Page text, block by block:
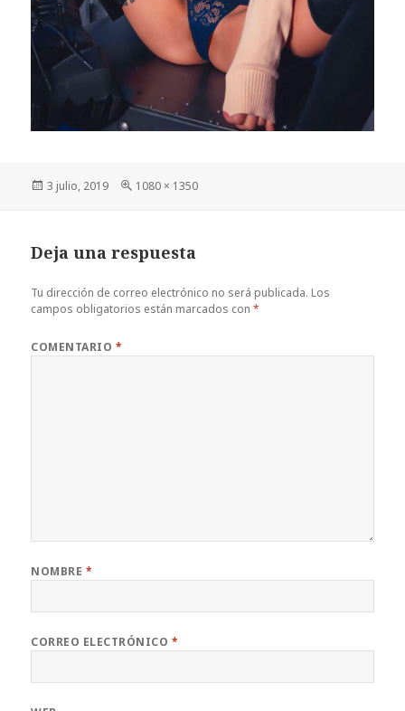
Publicado
3 julio, 2019
Tamaño
1080 × 1350
Deja una respuesta
Tu dirección de correo electrónico no será publicada. Los
campos obligatorios están marcados con*
COMENTARIO *
NOMBRE *
CORREO ELECTRÓNICO *